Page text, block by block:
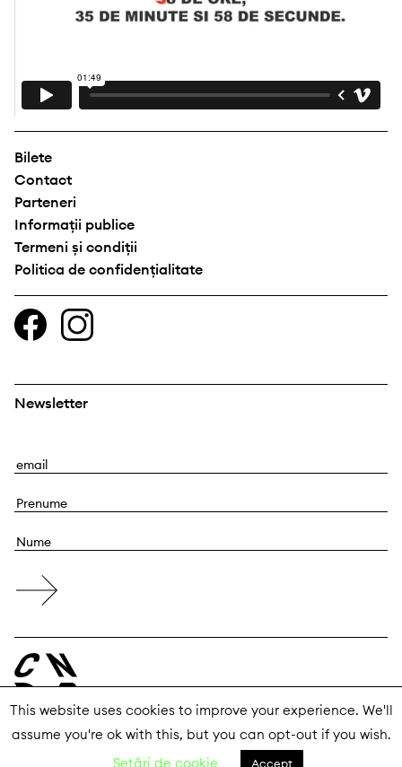
Bilete
Contact
Parteneri
Informații publice
Termeni și condiții
Politica de confidențialitate
Newsletter
E
a
l
P
e
u
e
N
m
© 2026 Centrul Național al Dansului București
This website uses cookies to improve your experience. We'll
assume you're ok with this, but you can opt-out if you wish.
Setări de cookie
Accept